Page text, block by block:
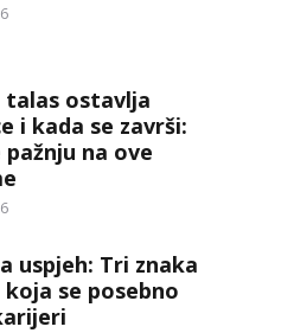
ostavlja
i kada se završi:
na ove
uspjeh: Tri znaka
se posebno